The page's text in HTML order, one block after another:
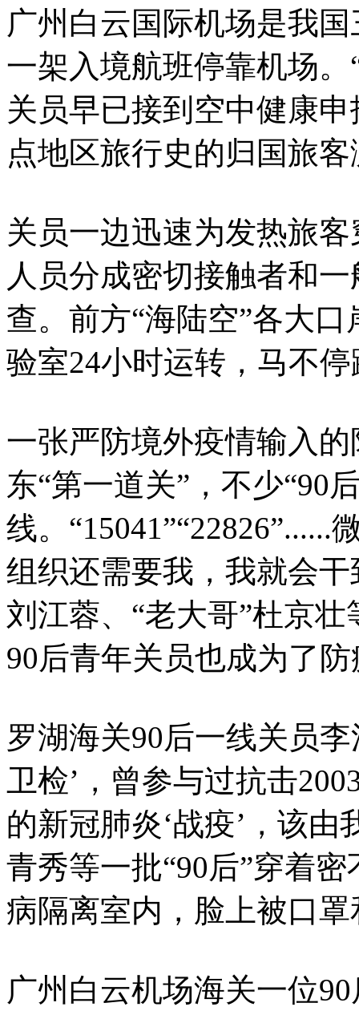
广州白云国际机场是我
一架入境航班停靠机场
关员早已接到空中健康
点地区旅行史的归国旅
关员一边迅速为发热旅
人员分成密切接触者和
查。前方“海陆空”各大
验室24小时运转，马不
一张严防境外疫情输入
东“第一道关”，不少“90
线。
组织还需要我，我就会
刘江蓉、“老大哥”杜京
90后青年关员也成为了
罗湖海关90后一线关员
卫检’，曾参与过抗击
的新冠肺炎‘战疫’，该
青秀等一批“90后”穿着
病隔离室内，脸上被口
广州白云机场海关一位